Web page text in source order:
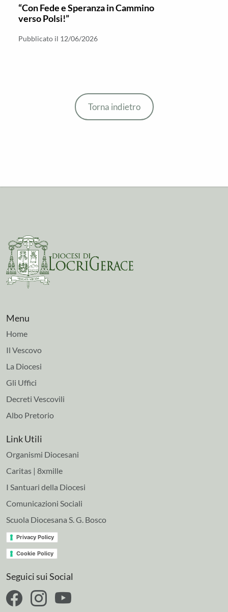
“Con Fede e Speranza in Cammino
verso Polsi!”
Pubblicato il 12/06/2026
Torna indietro
Menu
Home
Il Vescovo
La Diocesi
Gli Uffici
Decreti Vescovili
Albo Pretorio
Link Utili
Organismi Diocesani
Caritas | 8xmille
I Santuari della Diocesi
Comunicazioni Sociali
Scuola Diocesana S. G. Bosco
Privacy Policy
Cookie Policy
Seguici sui Social